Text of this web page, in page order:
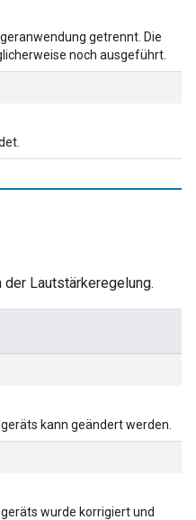
getrennt. Die
noch ausgeführt.
Lautstärkeregelung.
kann geändert werden.
wurde korrigiert und